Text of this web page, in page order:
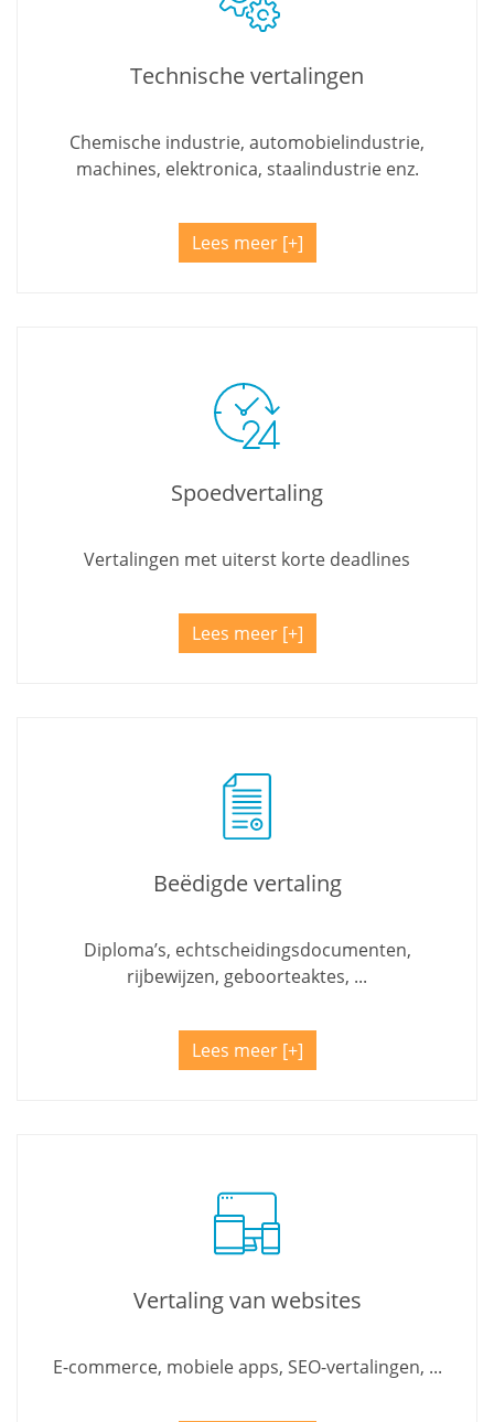
Technische vertalingen
Chemische industrie, automobielindustrie,
machines, elektronica, staalindustrie enz.
Lees meer
Spoedvertaling
Vertalingen met uiterst korte deadlines
Lees meer
Beëdigde vertaling
Diploma’s, echtscheidingsdocumenten,
rijbewijzen, geboorteaktes, ...
Lees meer
Vertaling van websites
E-commerce, mobiele apps, SEO-vertalingen, ...